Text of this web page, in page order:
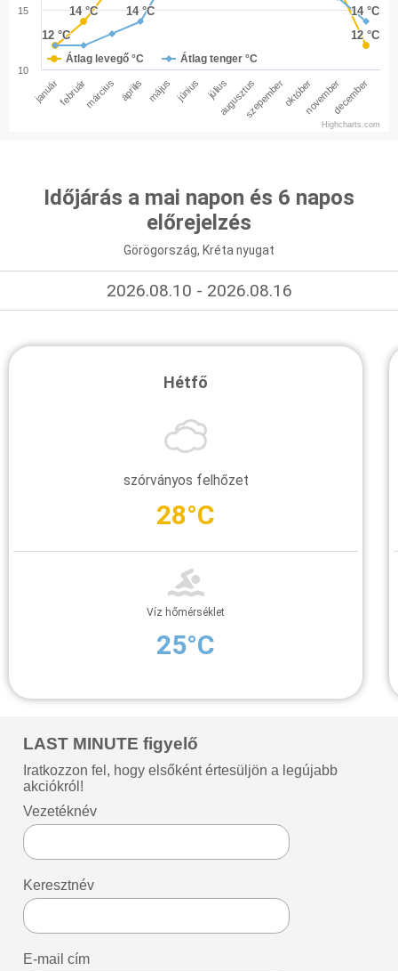
12 °C
12 °C
14 °C
14 °C
12 °C
12 °C
14 °C
14 °C 14 °C
14 °C
Átlag levegő °C Átlag tenger °C
januárfebruármárcius április május június júliusaugusztusszepemberoktóbernovemberdecember
10
15
Highcharts.com
Időjárás a mai napon és 6 napos
előrejelzés
Görögország, Kréta nyugat
2026.08.10 - 2026.08.16
Hétfő
szórványos felhőzet
28°C
Víz hőmérséklet
25°C
LAST MINUTE figyelő
Iratkozzon fel, hogy elsőként értesüljön a legújabb
akciókról!
Vezetéknév
Keresztnév
E-mail cím